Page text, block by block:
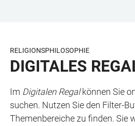
BARRIEREFREIHEIT
RELIGIONSPHILOSOPHIE
DIGITALES
Im Digitalen Regalkönnen Sie
suchen. Nutzen Sie den Filter-
Themenbereiche zu finden. Sie